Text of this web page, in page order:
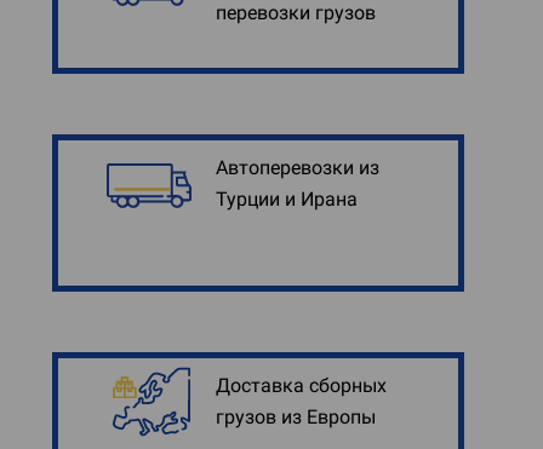
перевозки грузов
Автоперевозки из
Турции и Ирана
Доставка сборных
грузов из Европы